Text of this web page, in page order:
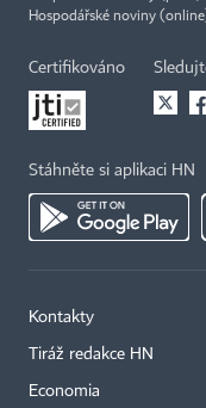
Hospodářské noviny
Certifikováno
Stáhněte si aplikaci HN
Kontakty
Tiráž redakce HN
Economia